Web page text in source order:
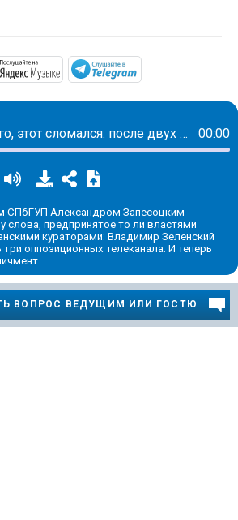
https://music.yandex.ru/
Несите нового, этот сломался: после двух лет Зеленского у власти украинцам нужен другой президент 00:00
СПбГУП Александром Запесоцким
слова, предпринятое то ли властями
кураторами: Владимир Зеленский
оппозиционных телеканала. И теперь
ВОПРОС ВЕДУЩИМ ИЛИ ГОСТЮ